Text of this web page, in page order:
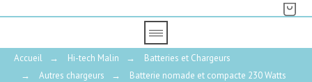
Accueil → Hi-tech Malin →
Batteries et Chargeurs
→
Autres chargeurs → Batterie nomade et compacte 230 Watts